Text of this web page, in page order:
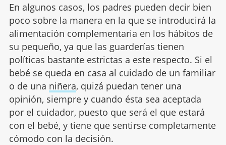
En algunos casos, los padres pueden decir bien
poco sobre la manera en la que se introducirá la
alimentación complementaria en los hábitos de
su pequeño, ya que las guarderías tienen
políticas bastante estrictas a este respecto. Si el
bebé se queda en casa al cuidado de un familiar
o de una niñera, quizá puedan tener una
opinión, siempre y cuando ésta sea aceptada
por el cuidador, puesto que será el que estará
con el bebé, y tiene que sentirse completamente
cómodo con la decisión.